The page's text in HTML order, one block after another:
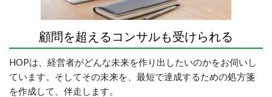
顧問を超えるコンサルも受けられる
HOPは、経営者がどんな未来を作り出したいのかをお伺いし
ています。そしてその未来を、最短で達成するための処方箋
を作成して、伴走します。